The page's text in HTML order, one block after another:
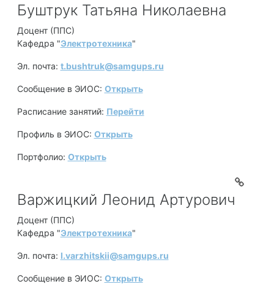
Буштрук Татьяна Николаевна
Доцент (ППС)
Кафедра "Электротехника"
Эл. почта: t.bushtruk@samgups.ru
Сообщение в ЭИОС: Открыть
Расписание занятий: Перейти
Профиль в ЭИОС: Открыть
Портфолио: Открыть
Варжицкий Леонид Артурович
Доцент (ППС)
Кафедра "Электротехника"
Эл. почта: l.varzhitskii@samgups.ru
Сообщение в ЭИОС: Открыть